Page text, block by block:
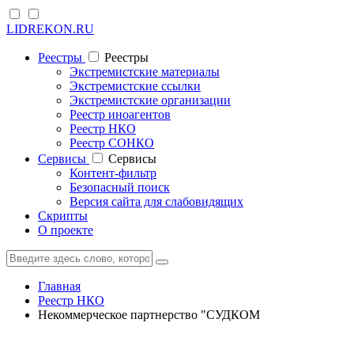
LIDREKON.RU
Реестры
Реестры
Экстремистские материалы
Экстремистские ссылки
Экстремистские организации
Реестр иноагентов
Реестр НКО
Реестр СОНКО
Cервисы
Cервисы
Контент-фильтр
Безопасный поиск
Версия сайта для слабовидящих
Скрипты
О проекте
Главная
Реестр НКО
Некоммерческое партнерство "СУДКОМ